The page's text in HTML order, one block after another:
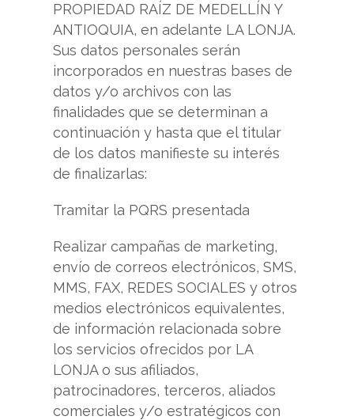
PROPIEDAD RAÍZ DE MEDELLÍN Y
ANTIOQUIA, en adelante LA LONJA.
Sus datos personales serán
incorporados en nuestras bases de
datos y/o archivos con las
finalidades que se determinan a
continuación y hasta que el titular
de los datos manifieste su interés
de finalizarlas:
Tramitar la PQRS presentada
Realizar campañas de marketing,
envío de correos electrónicos, SMS,
MMS, FAX, REDES SOCIALES y otros
medios electrónicos equivalentes,
de información relacionada sobre
los servicios ofrecidos por LA
LONJA o sus afiliados,
patrocinadores, terceros, aliados
comerciales y/o estratégicos con